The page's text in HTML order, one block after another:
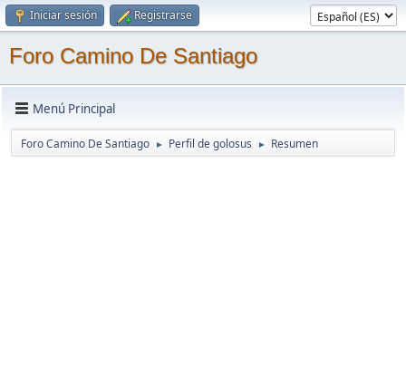
Iniciar sesión Registrarse
Foro Camino De Santiago
Menú Principal
Foro Camino De Santiago ► Perfil de golosus ► Resumen